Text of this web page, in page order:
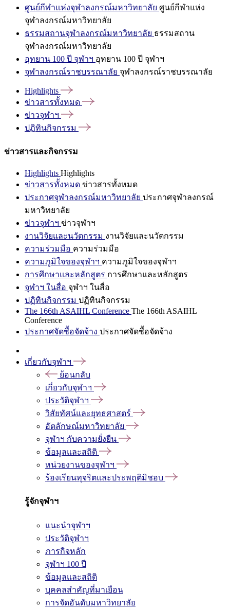
ศูนย์กีฬาแห่งจุฬาลงกรณ์มหาวิทยาลัย ศูนย์กีฬาแห่ง
จุฬาลงกรณ์มหาวิทยาลัย
ธรรมสถานจุฬาลงกรณ์มหาวิทยาลัย ธรรมสถาน
จุฬาลงกรณ์มหาวิทยาลัย
อุทยาน 100 ปี จุฬาฯ อุทยาน 100 ปี จุฬาฯ
จุฬาลงกรณ์ราชบรรณาลัย จุฬาลงกรณ์ราชบรรณาลัย
Highlights
ข่าวสารทั้งหมด
ข่าวจุฬาฯ
ปฏิทินกิจกรรม
ข่าวสารและกิจกรรม
Highlights Highlights
ข่าวสารทั้งหมด ข่าวสารทั้งหมด
ประกาศจุฬาลงกรณ์มหาวิทยาลัย ประกาศจุฬาลงกรณ์
มหาวิทยาลัย
ข่าวจุฬาฯ ข่าวจุฬาฯ
งานวิจัยและนวัตกรรม งานวิจัยและนวัตกรรม
ความร่วมมือ ความร่วมมือ
ความภูมิใจของจุฬาฯ ความภูมิใจของจุฬาฯ
การศึกษาและหลักสูตร การศึกษาและหลักสูตร
จุฬาฯ ในสื่อ จุฬาฯ ในสื่อ
ปฏิทินกิจกรรม ปฏิทินกิจกรรม
The 166th ASAIHL Conference The 166th ASAIHL
Conference
ประกาศจัดซื้อจัดจ้าง ประกาศจัดซื้อจัดจ้าง
เกี่ยวกับจุฬาฯ
ย้อนกลับ
เกี่ยวกับจุฬาฯ
ประวัติจุฬาฯ
วิสัยทัศน์และยุทธศาสตร์
อัตลักษณ์มหาวิทยาลัย
จุฬาฯ กับความยั่งยืน
ข้อมูลและสถิติ
หน่วยงานของจุฬาฯ
ร้องเรียนทุจริตและประพฤติมิชอบ
รู้จักจุฬาฯ
แนะนำจุฬาฯ
ประวัติจุฬาฯ
ภารกิจหลัก
จุฬาฯ 100 ปี
ข้อมูลและสถิติ
บุคคลสำคัญที่มาเยือน
การจัดอันดับมหาวิทยาลัย